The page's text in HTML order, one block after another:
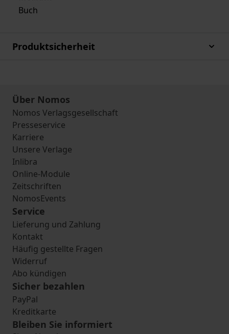
Buch
Produktsicherheit
Über Nomos
Nomos Verlagsgesellschaft
Presseservice
Karriere
Unsere Verlage
Inlibra
Online-Module
Zeitschriften
NomosEvents
Service
Lieferung und Zahlung
Kontakt
Häufig gestellte Fragen
Widerruf
Abo kündigen
Sicher bezahlen
PayPal
Kreditkarte
Bleiben Sie informiert